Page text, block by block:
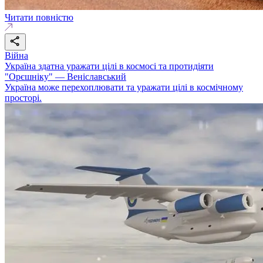
Читати повністю
Війна
Україна здатна уражати цілі в космосі та протидіяти
"Орєшніку" — Веніславський
Україна може перехоплювати та уражати цілі в космічному
просторі.